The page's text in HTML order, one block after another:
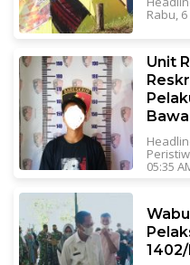
Rabu,
Unit
05:35